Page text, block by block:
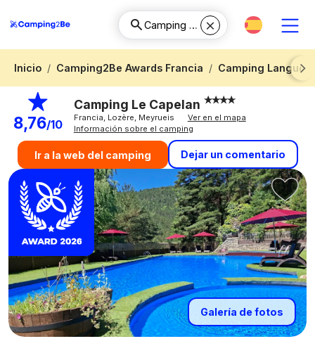
Inicio Camping2Be Awards Francia
Camping
Next
8,76/10
Camping Le Capelan
Francia, Lozère, Meyrueis
Ver en el mapa
Información sobre el camping
Ir a la web del camping Dejar un comentario
Galería de fotos